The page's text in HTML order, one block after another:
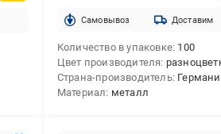
Cамовывоз Доставим
Количество в упаковке 100
Цвет производителя
Страна-производитель
Материал металл